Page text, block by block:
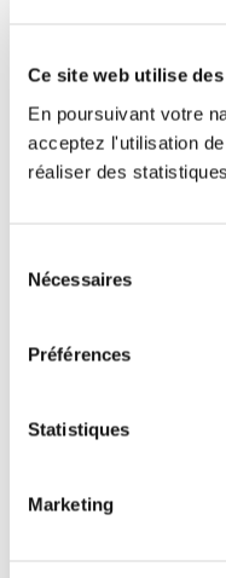
Ce site web utilise
En poursuivant votre
acceptez l'utilisation
réaliser des
Nécessaires
Préférences
Statistiques
Marketing
Abattoir